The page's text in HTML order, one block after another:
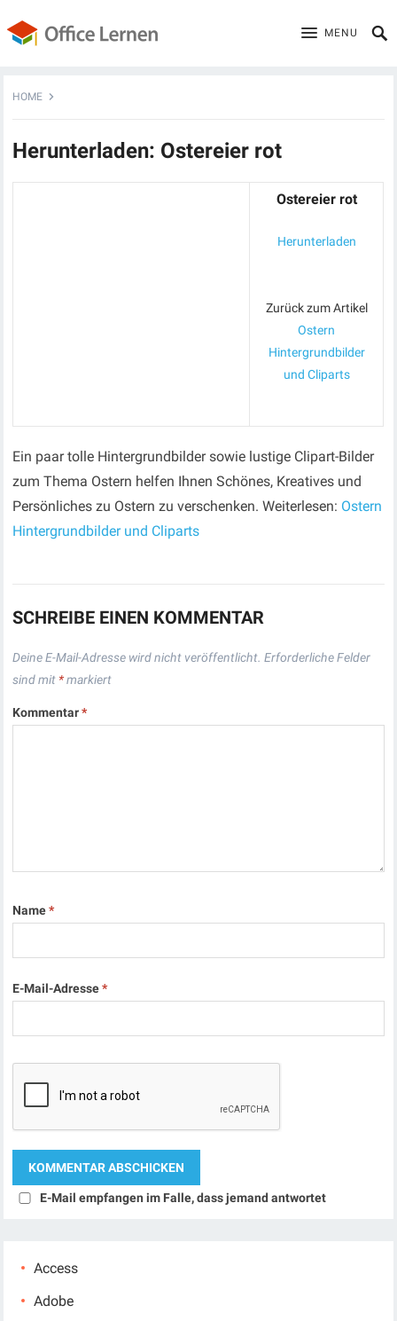
MENU
HOME
Herunterladen: Ostereier rot
Ostereier rot
Herunterladen
Zurück zum Artikel
Ostern
Hintergrundbilder
und Cliparts
Ein paar tolle Hintergrundbilder sowie lustige Clipart-Bilder
zum Thema Ostern helfen Ihnen Schönes, Kreatives und
Persönliches zu Ostern zu verschenken. Weiterlesen: Ostern
Hintergrundbilder und Cliparts
SCHREIBE EINEN KOMMENTAR
Deine E-Mail-Adresse wird nicht veröffentlicht. Erforderliche Felder
sind mit *markiert
Kommentar*
Name*
E-Mail-Adresse*
E-Mail empfangen im Falle, dass jemand antwortet
Access
Adobe